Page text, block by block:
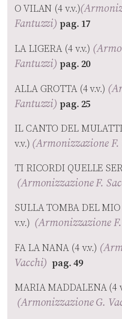
O VILAN (4 v.v.)
Fantuzzi) pag. 17
LA LIGERA (4 v.v.)
Fantuzzi) pag. 20
ALLA GROTTA (4 v.v.)
Fantuzzi) pag. 25
IL CANTO DEL
v.v.) (Armonizzazione F.
TI RICORDI QUELLE
(Armonizzazione F.
SULLA TOMBA DEL
v.v.) (Armonizzazione
FA LA NANA (4 v.v.)
Vacchi) pag. 49
MARIA MADDALENA (4
(Armonizzazione G.